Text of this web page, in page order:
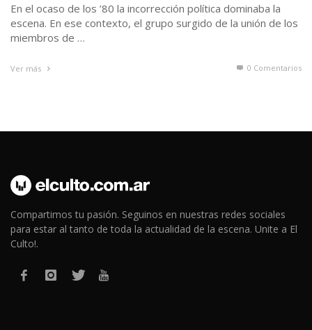
En el ocaso de los ’80 la incorrección política dominaba la
escena. En ese contexto, el grupo surgido de la unión de los
miembros de …
Ver más 0 Comentarios
Compartimos tu pasión. Seguinos en nuestras redes sociales
para estar al tanto de toda la actualidad de la escena. Unite a El
Culto!.